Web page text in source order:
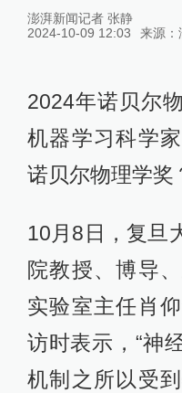
澎湃新闻记者 张静
2024-10-09 12:03
来源：
2024年诺贝尔
机器学习科学
诺贝尔物理学奖
10月8日，复旦
院教授、博导
实验室主任肖
访时表示，“神
机制之所以受